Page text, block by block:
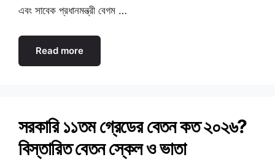
এবং সাবেক প্রধানমন্ত্রী বেগম …
Read more
সরকারি ১১তম গ্রেডের বেতন কত ২০২৬?
বিস্তারিত বেতন স্কেল ও ভাতা